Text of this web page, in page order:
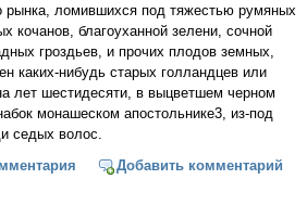
рынка, ломившихся под тяжестью румяных
кочанов, благоуханной зелени, сочной
гроздьев, и прочих плодов земных,
каких-нибудь старых голландцев или
шестидесяти, в выцветшем черном
монашеском апостольнике3, из-под
седых волос.
с рынка Добавить комментарий